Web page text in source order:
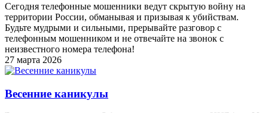
Сегодня телефонные мошенники ведут скрытую войну на
территории России, обманывая и призывая к убийствам.
Будьте мудрыми и сильными, прерывайте разговор с
телефонным мошенником и не отвечайте на звонок с
неизвестного номера телефона!
27 марта 2026
Весенние каникулы